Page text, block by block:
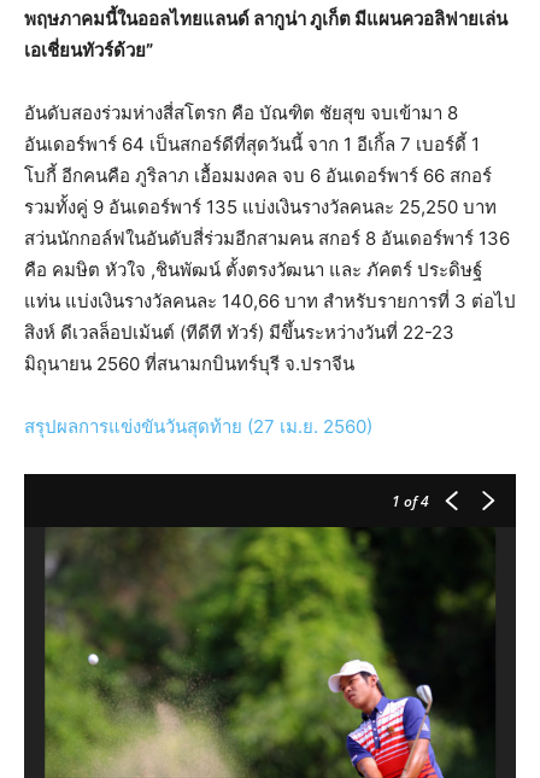
พฤษภาคมนี้ในออลไทยแลนด์ ลากูน่า ภูเก็ต มีแผนควอลิฟายเล่น
เอเชี่ยนทัวร์ด้วย”
อันดับสองร่วมห่างสี่สโตรก คือ บัณฑิต ชัยสุข จบเข้ามา 8
อันเดอร์พาร์ 64 เป็นสกอร์ดีที่สุดวันนี้ จาก 1 อีเกิ้ล 7 เบอร์ดี้ 1
โบกี้ อีกคนคือ ภูริลาภ เอื้อมมงคล จบ 6 อันเดอร์พาร์ 66 สกอร์
รวมทั้งคู่ 9 อันเดอร์พาร์ 135 แบ่งเงินรางวัลคนละ 25,250 บาท
สว่นนักกอล์ฟในอันดับสี่ร่วมอีกสามคน สกอร์ 8 อันเดอร์พาร์ 136
คือ คมษิต หัวใจ ,ชินพัฒน์ ตั้งตรงวัฒนา และ ภัคตร์ ประดิษฐ์
แท่น แบ่งเงินรางวัลคนละ 140,66 บาท สำหรับรายการที่ 3 ต่อไป
สิงห์ ดีเวลล็อปเม้นต์ (ทีดีที ทัวร์) มีขึ้นระหว่างวันที่ 22-23
มิถุนายน 2560 ที่สนามกบินทร์บุรี จ.ปราจีน
สรุปผลการแข่งขันวันสุดท้าย (27 เม.ย. 2560)
1 of 4